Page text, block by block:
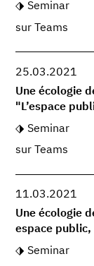
Seminar
sur Teams
25.03.2021
Une écologie
"L’espace
Seminar
sur Teams
11.03.2021
Une écologie
espace
Seminar